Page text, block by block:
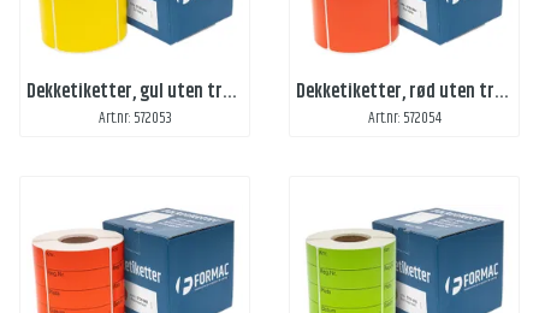
Dekketiketter, gul uten trykk
Art.nr: 572053
Dekketiketter, rød uten trykk
Art.nr: 572054